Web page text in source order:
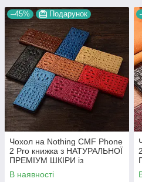
–45% Подарунок
Чохол на Nothing CMF Phone
2 Pro книжка з НАТУРАЛЬНОЇ
ПРЕМІУМ ШКІРИ із
підставкою протиударний
магнітний 3D "CROCOHEAD"
В наявності